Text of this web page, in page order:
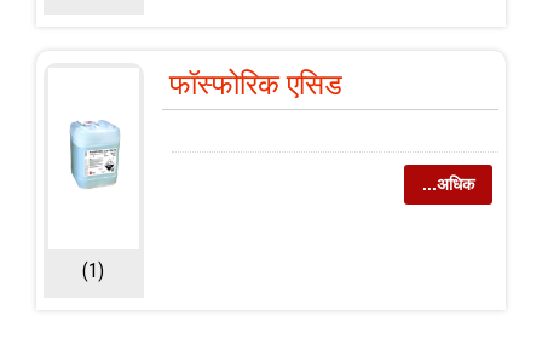
(1)
फॉस्फोरिक एसिड
...अधिक